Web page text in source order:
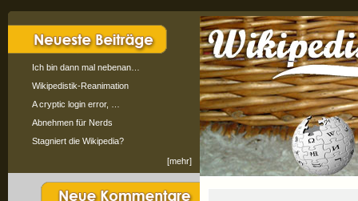
Ich bin dann mal nebenan…
Wikipedistik-Reanimation
A cryptic login error, …
Abnehmen für Nerds
Stagniert die Wikipedia?
[mehr]